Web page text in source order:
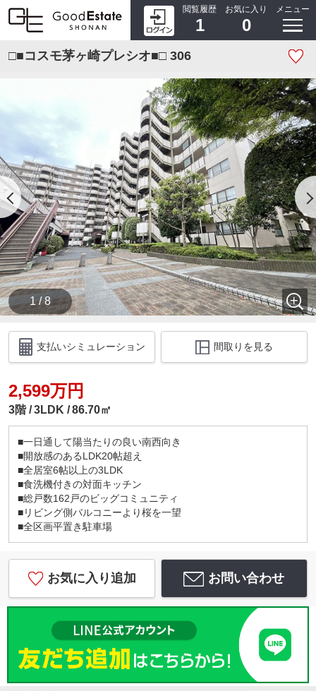
閲覧履歴
1
お気に入り
0
メニュー
□■コスモ茅ヶ崎プレシオ■□ 306
1 / 8
支払いシミュレーション 間取りを見る
2,599万円
3階 3LDK 86.70㎡
■一日通して陽当たりの良い南西向き
■開放感のあるLDK20帖超え
■全居室6帖以上の3LDK
■食洗機付きの対面キッチン
■総戸数162戸のビッグコミュニティ
■リビング側バルコニーより桜を一望
■全区画平置き駐車場
お気に入り追加 お問い合わせ